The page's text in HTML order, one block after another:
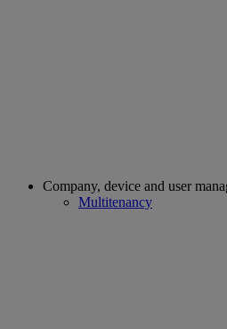
Company, device and user
Multitenancy